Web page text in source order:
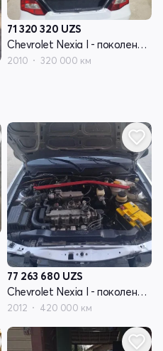
71 320 320 UZS
Chevrolet Nexia I - поколение рестайлинг
2010 320 000 км
77 263 680 UZS
Chevrolet Nexia I - поколение рестайлинг
2012 420 000 км